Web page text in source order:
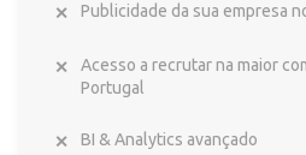
Publicidade da sua empresa
Acesso a recrutar na maior
Portugal
BI & Analytics avançado